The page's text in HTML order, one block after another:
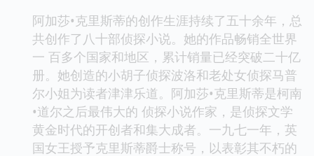
阿加莎•克里斯蒂的创作生涯持续了五十余年，总
共创作了八十部侦探小说。她的作品畅销全世界
一 百多个国家和地区，累计销量已经突破二十亿
册。她创造的小胡子侦探波洛和老处女侦探马普
尔小姐为读者津津乐道。阿加莎•克里斯蒂是柯南
•道尔之后最伟大的 侦探小说作家，是侦探文学
黄金时代的开创者和集大成者。一九七一年，英
国女王授予克里斯蒂爵士称号，以表彰其不朽的